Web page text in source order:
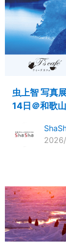
虫上智 写真
14日＠和歌